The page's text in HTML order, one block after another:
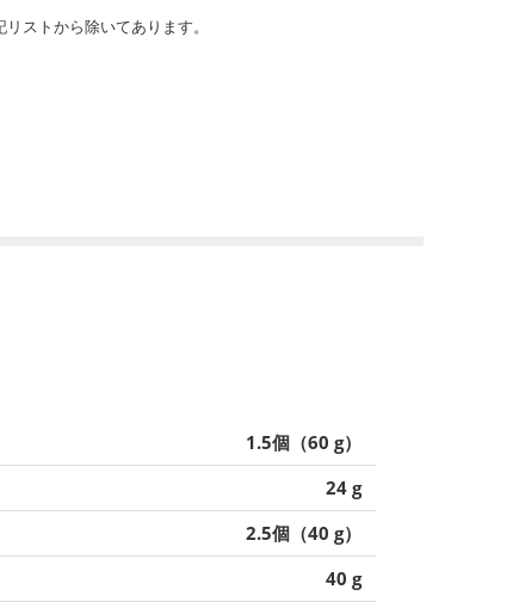
ストから除いてあります。
1.5個（60 g）
24 g
2.5個（40 g）
40 g